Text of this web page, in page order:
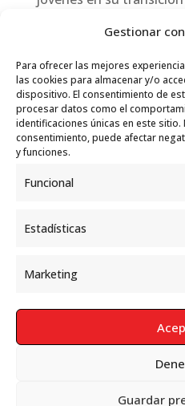
Gestionar
Para ofrecer las mejores
las cookies para almacenar y/o
dispositivo. El consentimiento de
procesar datos como el
identificaciones únicas en este
consentimiento, puede afectar
y funciones.
Funcional
Estadísticas
Marketing
Guardar
Garelli-Refugio:
marco del Sistema de
Internacional 10 julio,
Política de